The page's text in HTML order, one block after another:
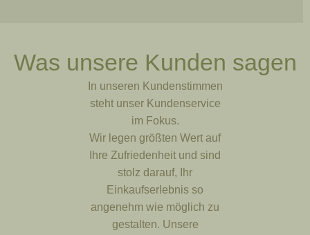
Was unsere Kunden sagen
In unseren Kundenstimmen
steht unser Kundenservice
im Fokus.
Wir legen größten Wert auf
Ihre Zufriedenheit und sind
stolz darauf, Ihr
Einkaufserlebnis so
angenehm wie möglich zu
gestalten. Unsere